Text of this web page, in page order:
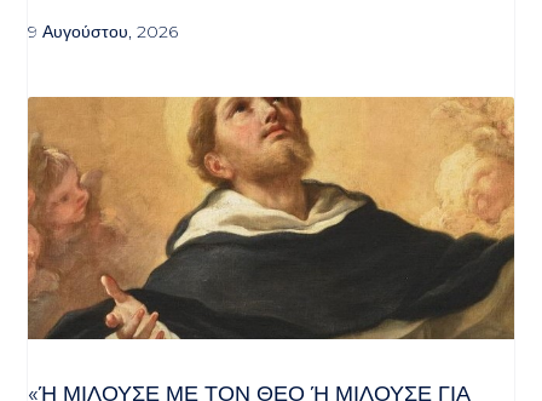
9 Αυγούστου, 2026
«Ή ΜΙΛΟΎΣΕ ΜΕ ΤΟΝ ΘΕΌ Ή ΜΙΛΟΎΣΕ ΓΙΑ ΤΟ